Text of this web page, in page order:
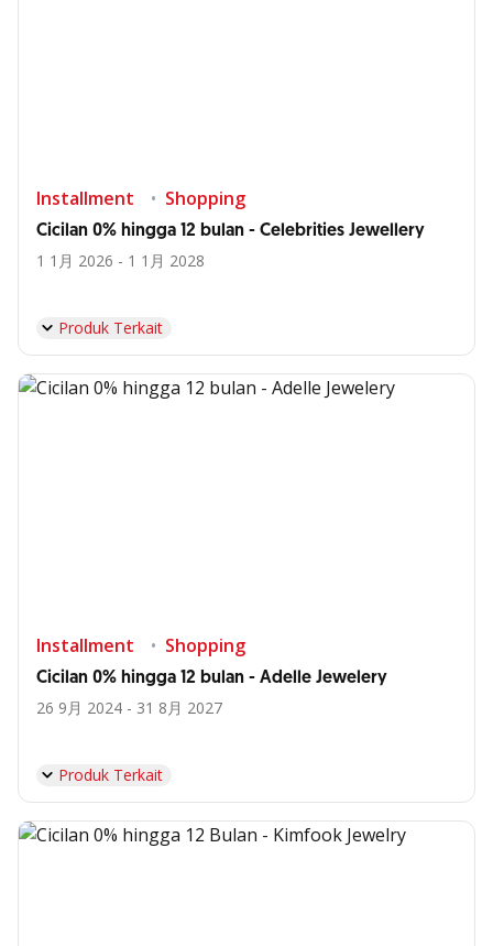
Installment Shopping
Cicilan 0% hingga 12 bulan - Celebrities Jewellery
1 1月 2026 - 1 1月 2028
Produk Terkait
Installment Shopping
Cicilan 0% hingga 12 bulan - Adelle Jewelery
26 9月 2024 - 31 8月 2027
Produk Terkait